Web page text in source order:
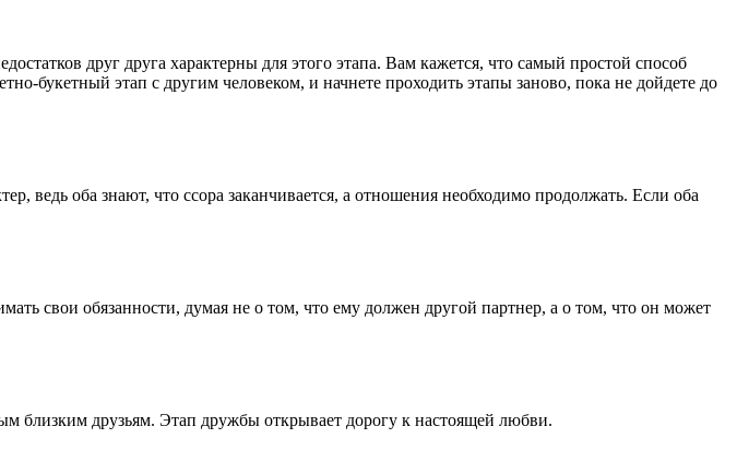
друг друга характерны для этого этапа. Вам кажется, что самый простой способ
букетный этап с другим человеком, и начнете проходить этапы заново, пока не дойдете до
ведь оба знают, что ссора заканчивается, а отношения необходимо продолжать. Если оба
свои обязанности, думая не о том, что ему должен другой партнер, а о том, что он может
близким друзьям. Этап дружбы открывает дорогу к настоящей любви.